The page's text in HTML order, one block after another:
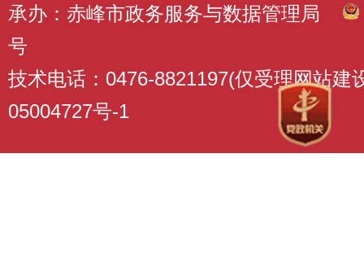
承办：赤峰市政务服务与数据管理局
号
技术电话：0476-8821197(仅受理网站建
05004727号-1